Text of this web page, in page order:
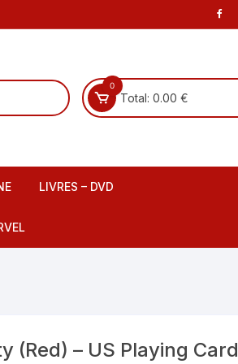
0
Total: 0.00 €
LIVRES – DVD
DVD Anglais
(Red) – US Playing Card